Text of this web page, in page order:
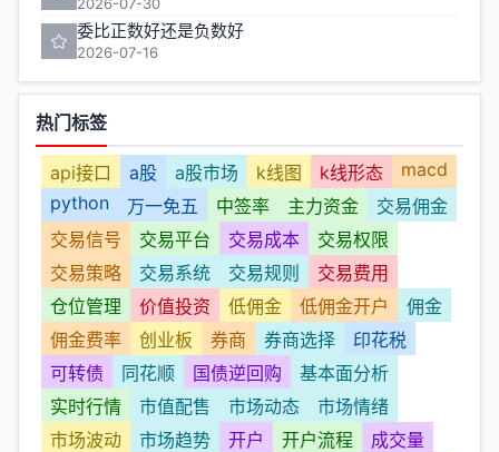
委比正数好还是负数好
2026-07-16
热门标签
api接口 a股 a股市场 k线图 k线形态
macd
python
万一免五 中签率 主力资金
交易佣金
交易信号
交易平台 交易成本
交易权限
交易策略
交易系统 交易规则
交易费用
仓位管理
价值投资 低佣金 低佣金开户
佣金
佣金费率
创业板 券商 券商选择
印花税
可转债
同花顺 国债逆回购
基本面分析
实时行情
市值配售 市场动态
市场情绪
市场波动
市场趋势 开户 开户流程
成交量